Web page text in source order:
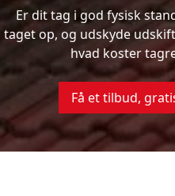
Er dit tag i god fysisk
taget op, og udskyde
hvad koster
Få et tilbud,